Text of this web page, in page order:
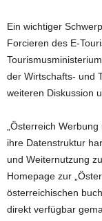
Ein wichtiger
Forcieren des E-
der Wirtschafts- und
weiteren Diskussion
„Österreich
ihre Datenstruktur
und Weiternutzung
Homepage zur
österreichischen
direkt verfügbar